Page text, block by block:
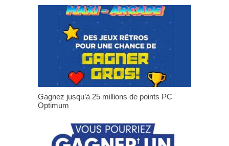
Gagnez jusqu’à 25 millions de points PC
Optimum